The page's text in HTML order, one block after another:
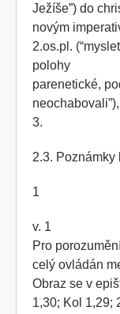
Ježíše”) do
novým
2.os.pl.
polohy
parenetické,
3.
2.3. Poznámky
1
v. 1
Pro
celý ovládán
Obraz se v
1,30; Kol 1,29;